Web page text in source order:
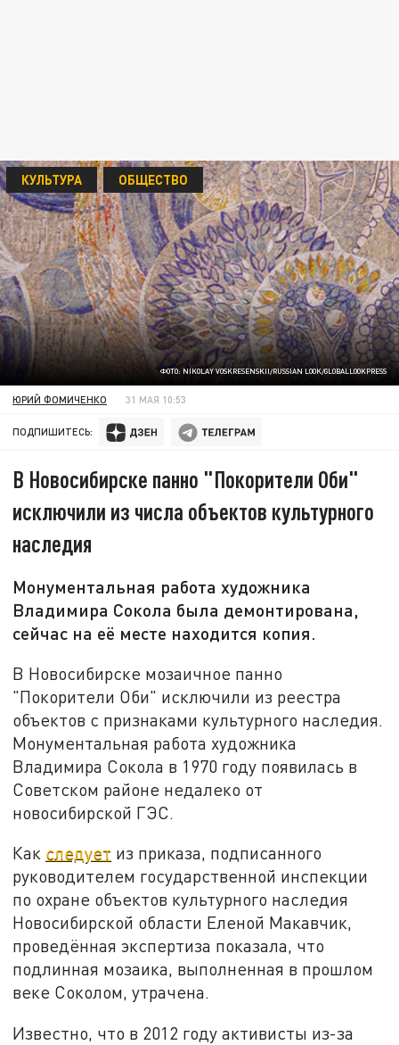
ФОТО: NIKOLAY VOSKRESENSKII/RUSSIAN LOOK/GLOBALLOOKPRESS
КУЛЬТУРА ОБЩЕСТВО
ЮРИЙ ФОМИЧЕНКО 31 МАЯ 10:53
ПОДПИШИТЕСЬ:
В Новосибирске панно "Покорители Оби"
исключили из числа объектов культурного
наследия
Монументальная работа художника
Владимира Сокола была демонтирована,
сейчас на её месте находится копия.
В Новосибирске мозаичное панно
"Покорители Оби" исключили из реестра
объектов с признаками культурного наследия.
Монументальная работа художника
Владимира Сокола в 1970 году появилась в
Советском районе недалеко от
новосибирской ГЭС.
Как следует из приказа, подписанного
руководителем государственной инспекции
по охране объектов культурного наследия
Новосибирской области Еленой Макавчик,
проведённая экспертиза показала, что
подлинная мозаика, выполненная в прошлом
веке Соколом, утрачена.
Известно, что в 2012 году активисты из-за